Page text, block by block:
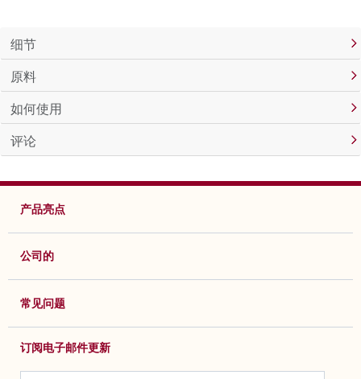
细节
原料
如何使用
评论
产品亮点
公司的
常见问题
订阅电子邮件更新